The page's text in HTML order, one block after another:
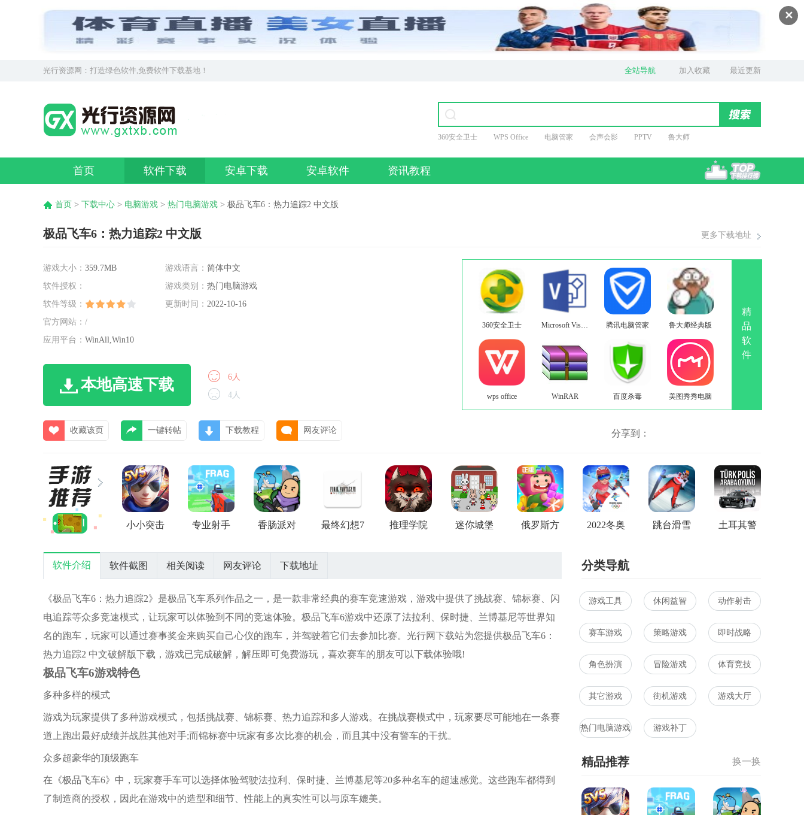
✕
光行资源网：打造绿色软件,免费软件下载基地！ 加入收藏 最近更新
全站导航
360安全卫士 WPS Office 电脑管家 会声会影 PPTV
鲁大师
首页 软件下载 安卓下载 安卓软件 资讯教程
首页 > 下载中心 > 电脑游戏 > 热门电脑游戏 > 极品飞车6：热力追踪2 中文版
更多下载地址
极品飞车6：热力追踪2 中文版
游戏大小： 359.7MB 游戏语言： 简体中文
软件授权：
游戏类别： 热门电脑游戏
软件等级：
更新时间： 2022-10-16
官方网站：/
应用平台： WinAll,Win10
本地高速下载 6人
4 人
精
品
软
件
360安全卫士 Microsoft Visio2019 腾讯电脑管家 鲁大师经典版
wps office WinRAR 百度杀毒 美图秀秀电脑
收藏该页 一键转帖 下载教程 网友评论 分享到：
小小突击
专业射手
香肠派对
最终幻想7
推理学院
迷你城堡
俄罗斯方
2022冬奥
跳台滑雪
土耳其警
软件介绍 软件截图 相关阅读 网友评论 下载地址
《极品飞车6：热力追踪2》是极品飞车系列作品之一，是一款非常经典的赛车竞速游戏，游戏中提供了挑战赛、锦标赛、闪
电追踪等众多竞速模式，让玩家可以体验到不同的竞速体验。极品飞车6游戏中还原了法拉利、保时捷、兰博基尼等世界知
名的跑车，玩家可以通过赛事奖金来购买自己心仪的跑车，并驾驶着它们去参加比赛。光行网下载站为您提供极品飞车6：
热力追踪2 中文破解版下载，游戏已完成破解，解压即可免费游玩，喜欢赛车的朋友可以下载体验哦!
极品飞车6游戏特色
多种多样的模式
游戏为玩家提供了多种游戏模式，包括挑战赛、锦标赛、热力追踪和多人游戏。在挑战赛模式中，玩家要尽可能地在一条赛
道上跑出最好成绩并战胜其他对手;而锦标赛中玩家有多次比赛的机会，而且其中没有警车的干扰。
众多超豪华的顶级跑车
在《极品飞车6》中，玩家赛手车可以选择体验驾驶法拉利、保时捷、兰博基尼等20多种名车的超速感觉。这些跑车都得到
了制造商的授权，因此在游戏中的造型和细节、性能上的真实性可以与原车媲美。
分类导航
游戏工具 休闲益智 动作射击
赛车游戏 策略游戏 即时战略
角色扮演 冒险游戏 体育竞技
其它游戏 街机游戏 游戏大厅
热门电脑游戏 游戏补丁
精品推荐 换一换